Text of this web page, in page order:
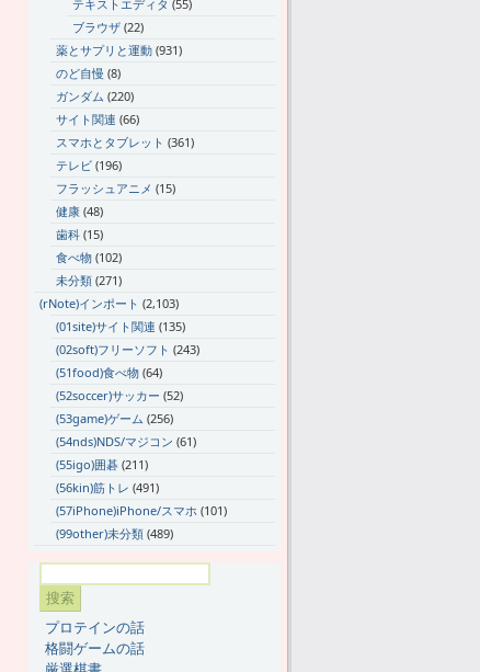
テキストエディタ (55)
ブラウザ (22)
薬とサプリと運動 (931)
のど自慢 (8)
ガンダム (220)
サイト関連 (66)
スマホとタブレット (361)
テレビ (196)
フラッシュアニメ (15)
健康 (48)
歯科 (15)
食べ物 (102)
未分類 (271)
(rNote)インポート (2,103)
(01site)サイト関連 (135)
(02soft)フリーソフト (243)
(51food)食べ物 (64)
(52soccer)サッカー (52)
(53game)ゲーム (256)
(54nds)NDS/マジコン (61)
(55igo)囲碁 (211)
(56kin)筋トレ (491)
(57iPhone)iPhone/スマホ (101)
(99other)未分類 (489)
プロテインの話
格闘ゲームの話